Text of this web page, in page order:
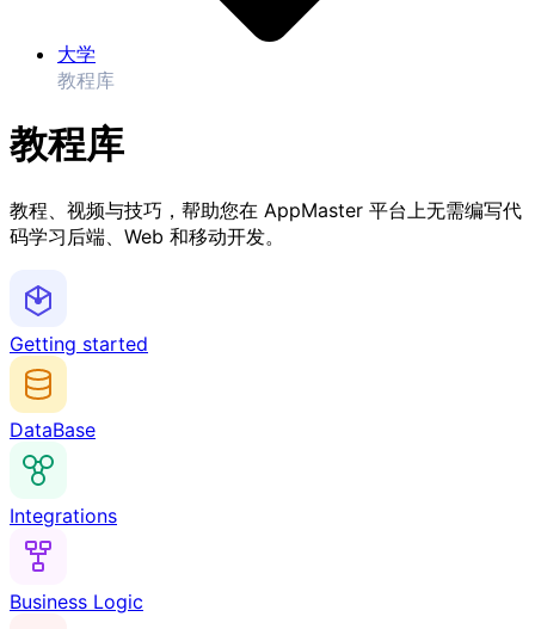
大学
教程库
教程库
教程、视频与技巧，帮助您在 AppMaster 平台上无需编写代
码学习后端、Web 和移动开发。
Getting started
DataBase
Integrations
Business Logic